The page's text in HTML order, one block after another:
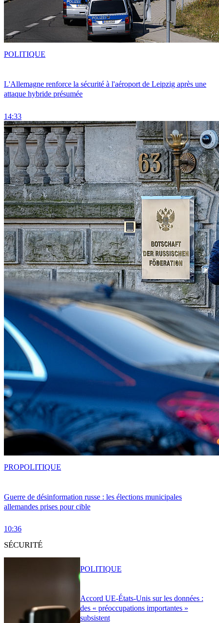
L'Allemagne renforce la sécurité à l'aéroport de Leipzig après une
attaque hybride présumée
14:33
POLITIQUE
Guerre de désinformation russe : les élections municipales
allemandes prises pour cible
10:36
PROPOLITIQUE
SÉCURITÉ
Accord UE-États-Unis sur les données :
des « préoccupations importantes »
subsistent
POLITIQUE